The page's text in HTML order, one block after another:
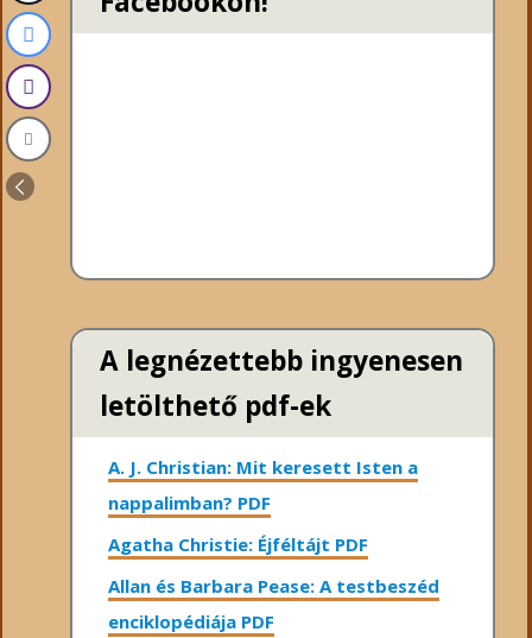
A legnézettebb ingyenesen
letölthető pdf-ek
A. J. Christian: Mit keresett Isten a
nappalimban? PDF
Agatha Christie: Éjféltájt PDF
Allan és Barbara Pease: A testbeszéd
enciklopédiája PDF